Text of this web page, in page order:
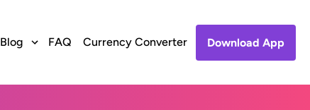
Blog FAQ Currency Converter Download App